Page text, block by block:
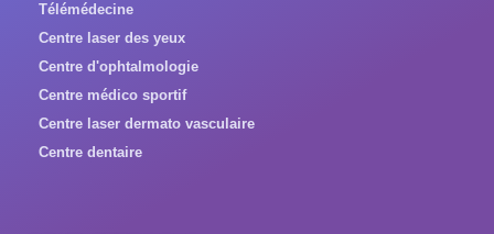
Télémédecine
Centre laser des yeux
Centre d'ophtalmologie
Centre médico sportif
Centre laser dermato vasculaire
Centre dentaire